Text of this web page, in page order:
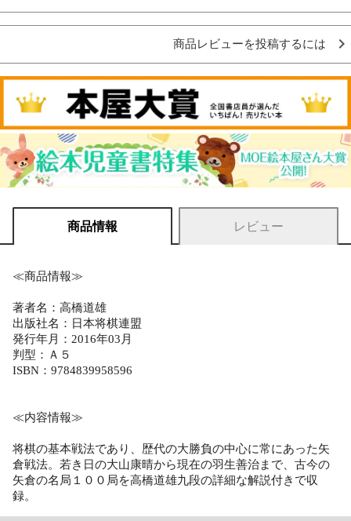
商品レビューを投稿するには
商品情報 レビュー
≪商品情報≫
著者名：高橋道雄
出版社名：日本将棋連盟
発行年月：2016年03月
判型：Ａ５
ISBN：9784839958596
≪内容情報≫
将棋の基本戦法であり、歴代の大勝負の中心に常にあった矢
倉戦法。若き日の大山康晴から現在の羽生善治まで、古今の
矢倉の名局１００局を高橋道雄九段の詳細な解説付きで収
録。